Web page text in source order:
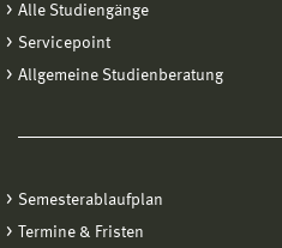
Alle Studiengänge
Servicepoint
Allgemeine Studienberatung
Semesterablaufplan
Termine & Fristen